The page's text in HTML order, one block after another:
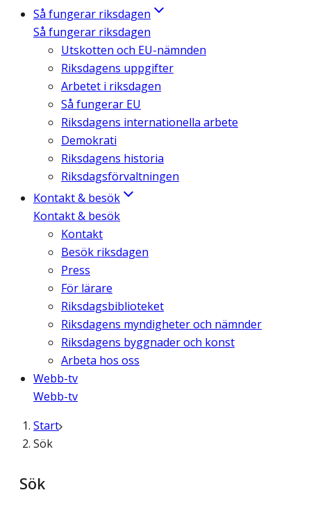
Så fungerar riksdagen
Så fungerar riksdagen
Utskotten och EU-nämnden
Riksdagens uppgifter
Arbetet i riksdagen
Så fungerar EU
Riksdagens internationella arbete
Demokrati
Riksdagens historia
Riksdagsförvaltningen
Kontakt & besök
Kontakt & besök
Kontakt
Besök riksdagen
Press
För lärare
Riksdagsbiblioteket
Riksdagens myndigheter och nämnder
Riksdagens byggnader och konst
Arbeta hos oss
Webb-tv
Webb-tv
Start
Sök
Sök